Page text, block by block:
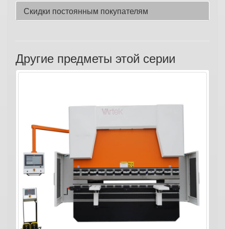
Скидки постоянным покупателям
Другие предметы этой серии